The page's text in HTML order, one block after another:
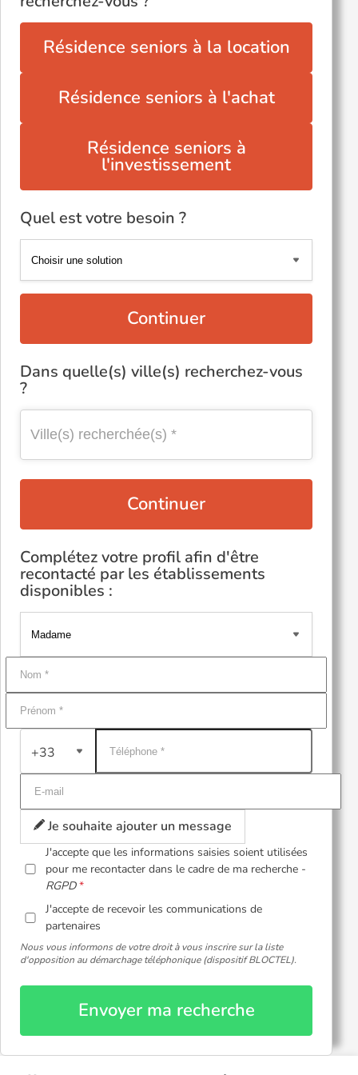
Résidence seniors à la location
Résidence seniors à l'achat
Résidence seniors à
l'investissement
Quel est votre besoin ?
Continuer
Dans quelle(s) ville(s) recherchez-vous
?
Continuer
Complétez votre profil afin d'être
recontacté par les établissements
disponibles :
+33
Je souhaite ajouter un message
J'accepte que les informations saisies soient utilisées
pour me recontacter dans le cadre de ma recherche -
RGPD
J'accepte de recevoir les communications de
partenaires
Nous vous informons de votre droit à vous inscrire sur la liste
d'opposition au démarchage téléphonique (dispositif BLOCTEL).
Envoyer ma recherche